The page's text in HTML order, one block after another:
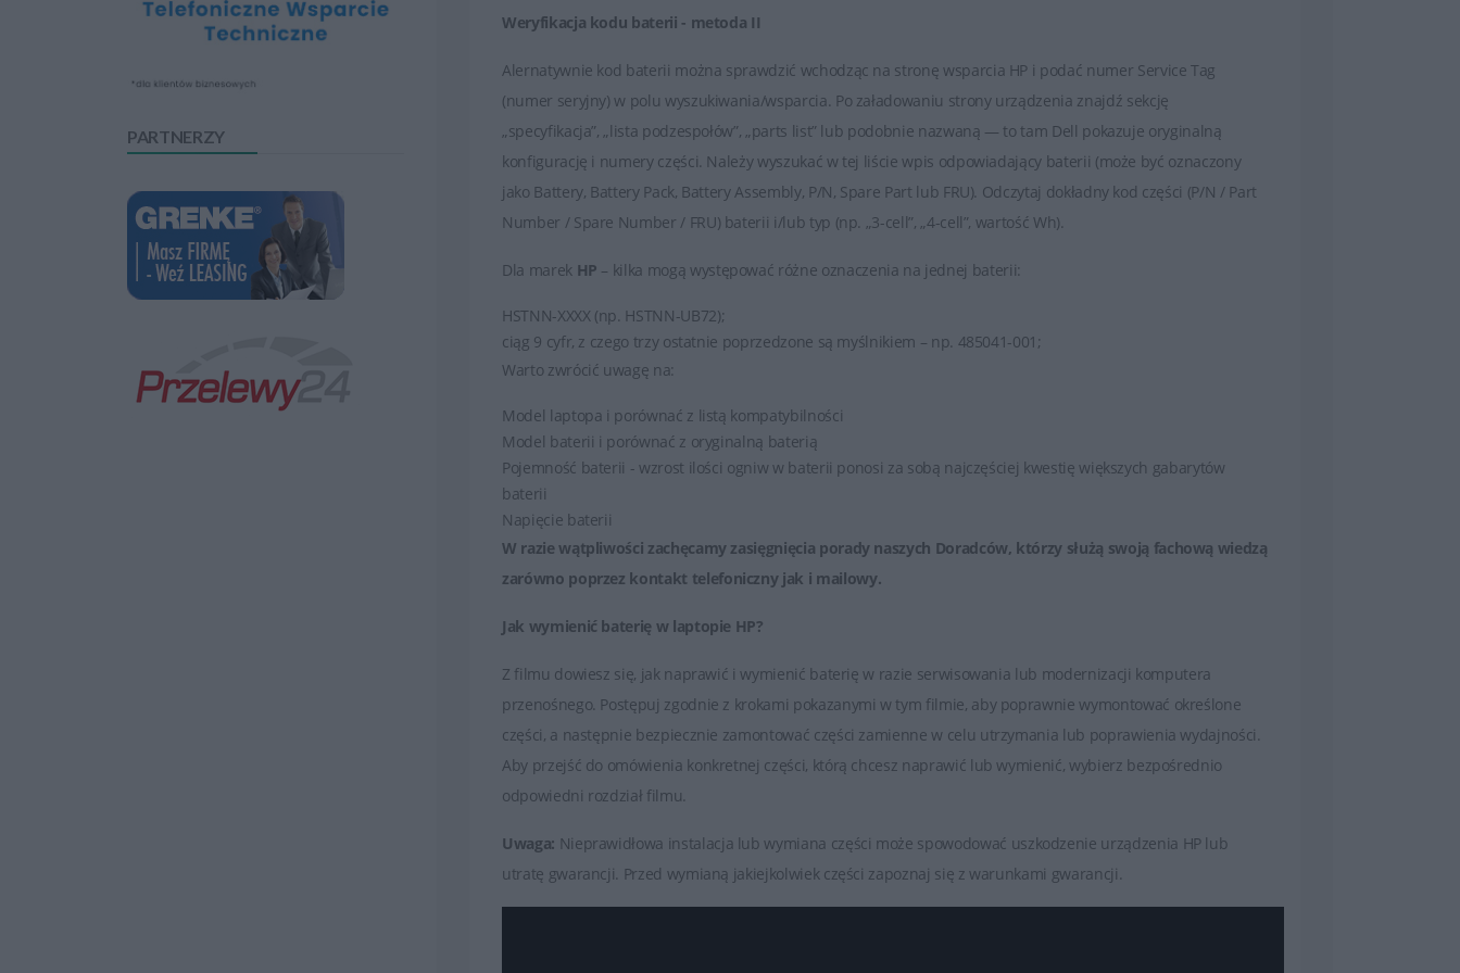
PARTNERZY
Weryfikacja kodu baterii - metoda II
Alernatywnie kod baterii można sprawdzić wchodząc na stronę wsparcia HP i podać numer Service Tag
(numer seryjny) w polu wyszukiwania/wsparcia. Po załadowaniu strony urządzenia znajdź sekcję
„specyfikacja”, „lista podzespołów”, „parts list” lub podobnie nazwaną — to tam Dell pokazuje oryginalną
konfigurację i numery części. Należy wyszukać w tej liście wpis odpowiadający baterii (może być oznaczony
jako Battery, Battery Pack, Battery Assembly, P/N, Spare Part lub FRU). Odczytaj dokładny kod części (P/N / Part
Number / Spare Number / FRU) baterii i/lub typ (np. „3-cell”, „4-cell”, wartość Wh).
Dla marek HP – kilka mogą występować różne oznaczenia na jednej baterii:
HSTNN-XXXX (np. HSTNN-UB72);
ciąg 9 cyfr, z czego trzy ostatnie poprzedzone są myślnikiem – np. 485041-001;
Warto zwrócić uwagę na:
Model laptopa i porównać z listą kompatybilności
Model baterii i porównać z oryginalną baterią
Pojemność baterii - wzrost ilości ogniw w baterii ponosi za sobą najczęściej kwestię większych gabarytów
baterii
Napięcie baterii
W razie wątpliwości zachęcamy zasięgnięcia porady naszych Doradców, którzy służą swoją fachową wiedzą
zarówno poprzez kontakt telefoniczny jak i mailowy.
Jak wymienić baterię w laptopie HP?
Z filmu dowiesz się, jak naprawić i wymienić baterię w razie serwisowania lub modernizacji komputera
przenośnego. Postępuj zgodnie z krokami pokazanymi w tym filmie, aby poprawnie wymontować określone
części, a następnie bezpiecznie zamontować części zamienne w celu utrzymania lub poprawienia wydajności.
Aby przejść do omówienia konkretnej części, którą chcesz naprawić lub wymienić, wybierz bezpośrednio
odpowiedni rozdział filmu.
Uwaga: Nieprawidłowa instalacja lub wymiana części może spowodować uszkodzenie urządzenia HP lub
utratę gwarancji. Przed wymianą jakiejkolwiek części zapoznaj się z warunkami gwarancji.